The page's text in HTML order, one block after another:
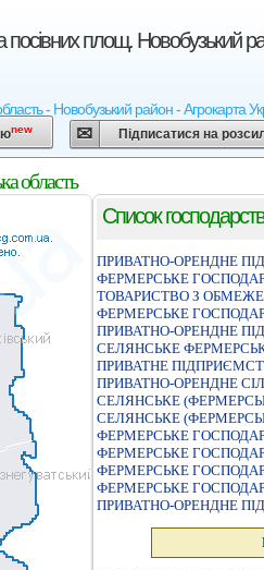
посівних площ. Новобузький
- Новобузький район - Агрокарта
new Підписатися на
область
Список господарств
ПРИВАТНО-ОРЕНДНЕ
ФЕРМЕРСЬКЕ
ТОВАРИСТВО З
ФЕРМЕРСЬКЕ
ПРИВАТНО-ОРЕНДНЕ
СЕЛЯНСЬКЕ
ПРИВАТНЕ
ПРИВАТНО-ОРЕНДНЕ
СЕЛЯНСЬКЕ
СЕЛЯНСЬКЕ
ФЕРМЕРСЬКЕ
ФЕРМЕРСЬКЕ
ФЕРМЕРСЬКЕ
ФЕРМЕРСЬКЕ
ПРИВАТНО-ОРЕНДНЕ